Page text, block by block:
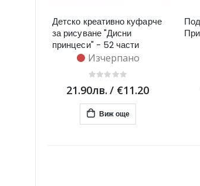
Детско креативно куфарче
за рисуване "Дисни
принцеси" - 52 части
Изчерпано
21.90лв. / €11.20
Виж още